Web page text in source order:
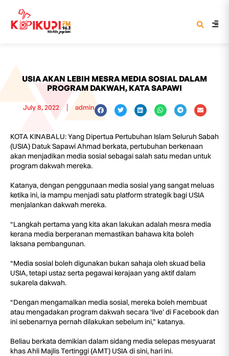
USIA AKAN LEBIH MESRA MEDIA SOSIAL DALAM
PROGRAM DAKWAH, KATA SAPAWI
July 8, 2022 admin
KOTA KINABALU: Yang Dipertua Pertubuhan Islam Seluruh Sabah
(USIA) Datuk Sapawi Ahmad berkata, pertubuhan berkenaan
akan menjadikan media sosial sebagai salah satu medan untuk
program dakwah mereka.
Katanya, dengan penggunaan media sosial yang sangat meluas
ketika ini, ia mampu menjadi satu platform strategik bagi USIA
menjalankan dakwah mereka.
“Langkah pertama yang kita akan lakukan adalah mesra media
kerana media berperanan memastikan bahawa kita boleh
laksana pembangunan.
“Media sosial boleh digunakan bukan sahaja oleh skuad belia
USIA, tetapi ustaz serta pegawai kerajaan yang aktif dalam
sukarela dakwah.
“Dengan mengamalkan media sosial, mereka boleh membuat
atau mengadakan program dakwah secara ‘live’ di Facebook dan
ini sebenarnya pernah dilakukan sebelum ini,” katanya.
Beliau berkata demikian dalam sidang media selepas mesyuarat
khas Ahli Majlis Tertinggi (AMT) USIA di sini, hari ini.